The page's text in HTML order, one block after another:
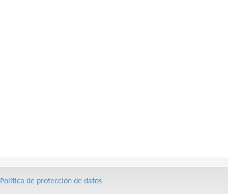
Política de protección de datos